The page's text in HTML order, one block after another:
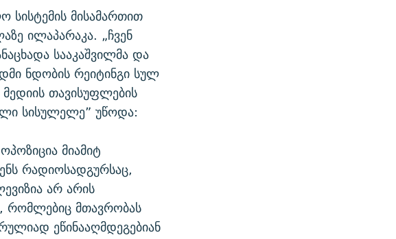
სისტემის მისამართით
ილაპარაკა. „ჩვენ
სააკაშვილმა და
ნდობის რეიტინგი სულ
თავისუფლების
სისულელე” უწოდა:
მიამიტ
რადიოსადგურსაც,
არ არის
რომლებიც მთავრობას
ეწინააღმდეგებიან